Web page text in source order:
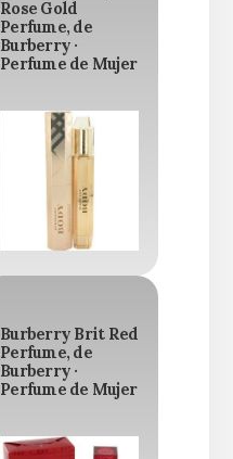
Rose Gold
Perfume, de
Burberry ·
Perfume de Mujer
Burberry Brit Red
Perfume, de
Burberry ·
Perfume de Mujer